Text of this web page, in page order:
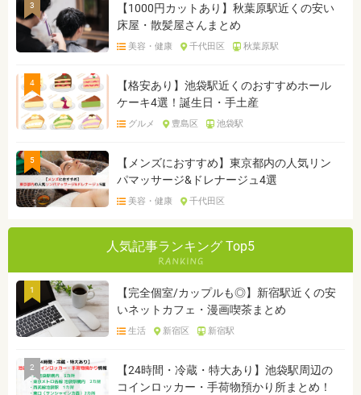
3
【1000円カットあり】秋葉原駅近くの安い
床屋・散髪屋さんまとめ
美容・健康 千代田区 秋葉原駅
4
【格安あり】池袋駅近くのおすすめホール
ケーキ4選！誕生日・手土産
グルメ 豊島区 池袋駅
5
【メンズにおすすめ】東京都内の人気リン
パマッサージ&ドレナージュ4選
美容・健康 千代田区
人気記事ランキング Top5
1
【完全個室/カップルも◎】新宿駅近くの安
いネットカフェ・漫画喫茶まとめ
生活 新宿区 新宿駅
2
【24時間・冷蔵・特大あり】池袋駅周辺の
コインロッカー・手荷物預かり所まとめ！